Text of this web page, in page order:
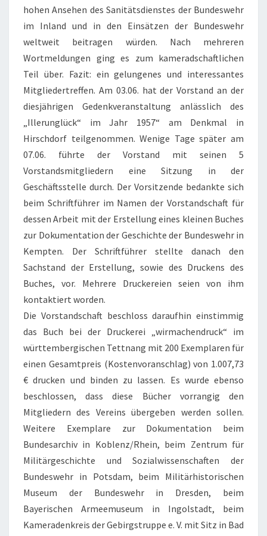
hohen Ansehen des Sanitätsdienstes der Bundeswehr
im Inland und in den Einsätzen der Bundeswehr
weltweit beitragen würden. Nach mehreren
Wortmeldungen ging es zum kameradschaftlichen
Teil über. Fazit: ein gelungenes und interessantes
Mitgliedertreffen. Am 03.06. hat der Vorstand an der
diesjährigen Gedenkveranstaltung anlässlich des
„Illerunglück“ im Jahr 1957“ am Denkmal in
Hirschdorf teilgenommen. Wenige Tage später am
07.06. führte der Vorstand mit seinen 5
Vorstandsmitgliedern eine Sitzung in der
Geschäftsstelle durch. Der Vorsitzende bedankte sich
beim Schriftführer im Namen der Vorstandschaft für
dessen Arbeit mit der Erstellung eines kleinen Buches
zur Dokumentation der Geschichte der Bundeswehr in
Kempten. Der Schriftführer stellte danach den
Sachstand der Erstellung, sowie des Druckens des
Buches, vor. Mehrere Druckereien seien von ihm
kontaktiert worden.
Die Vorstandschaft beschloss daraufhin einstimmig
das Buch bei der Druckerei „wirmachendruck“ im
württembergischen Tettnang mit 200 Exemplaren für
einen Gesamtpreis (Kostenvoranschlag) von 1.007,73
€ drucken und binden zu lassen. Es wurde ebenso
beschlossen, dass diese Bücher vorrangig den
Mitgliedern des Vereins übergeben werden sollen.
Weitere Exemplare zur Dokumentation beim
Bundesarchiv in Koblenz/Rhein, beim Zentrum für
Militärgeschichte und Sozialwissenschaften der
Bundeswehr in Potsdam, beim Militärhistorischen
Museum der Bundeswehr in Dresden, beim
Bayerischen Armeemuseum in Ingolstadt, beim
Kameradenkreis der Gebirgstruppe e. V. mit Sitz in Bad